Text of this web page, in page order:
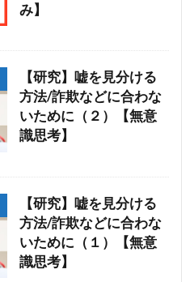
み】
【研究】嘘を見分ける
方法/詐欺などに合わな
いために（２）【無意
識思考】
【研究】嘘を見分ける
方法/詐欺などに合わな
いために（１）【無意
識思考】